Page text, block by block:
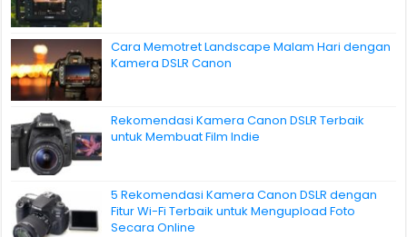
Cara Memotret Landscape Malam Hari dengan
Kamera DSLR Canon
Rekomendasi Kamera Canon DSLR Terbaik
untuk Membuat Film Indie
5 Rekomendasi Kamera Canon DSLR dengan
Fitur Wi-Fi Terbaik untuk Mengupload Foto
Secara Online